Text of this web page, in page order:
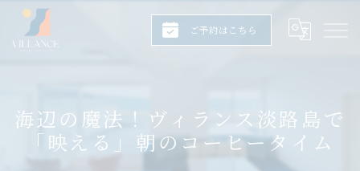
ご予約はこちら
海辺の魔法！ヴィランス淡路島で
「映える」朝のコーヒータイム